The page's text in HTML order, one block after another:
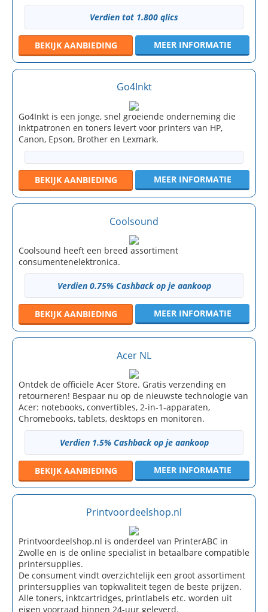
Verdien tot 1.800 qlics
BEKIJK AANBIEDING MEER INFORMATIE
Go4Inkt
Go4Inkt is een jonge, snel groeiende onderneming die
inktpatronen en toners levert voor printers van HP,
Canon, Epson, Brother en Lexmark.
BEKIJK AANBIEDING MEER INFORMATIE
Coolsound
Coolsound heeft een breed assortiment
consumentenelektronica.
Verdien 0.75% Cashback op je aankoop
BEKIJK AANBIEDING MEER INFORMATIE
Acer NL
Ontdek de officiële Acer Store. Gratis verzending en
retourneren! Bespaar nu op de nieuwste technologie van
Acer: notebooks, convertibles, 2-in-1-apparaten,
Chromebooks, tablets, desktops en monitoren.
Verdien 1.5% Cashback op je aankoop
BEKIJK AANBIEDING MEER INFORMATIE
Printvoordeelshop.nl
Printvoordeelshop.nl is onderdeel van PrinterABC in
Zwolle en is de online specialist in betaalbare compatible
printersupplies.
De consument vindt overzichtelijk een groot assortiment
printersupplies van topkwaliteit tegen de beste prijzen.
Alle toners, inktcartridges, printlabels etc. worden uit
eigen voorraad binnen 24-uur geleverd.